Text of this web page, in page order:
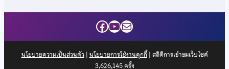
Facebook
YouTube
Mail
นโยบายความเป็นส่วนตัว| นโยบายการใช้งานคุกกี้| สถิติการเข้าชมเว็บไซต์
3,626,145ครั้ง